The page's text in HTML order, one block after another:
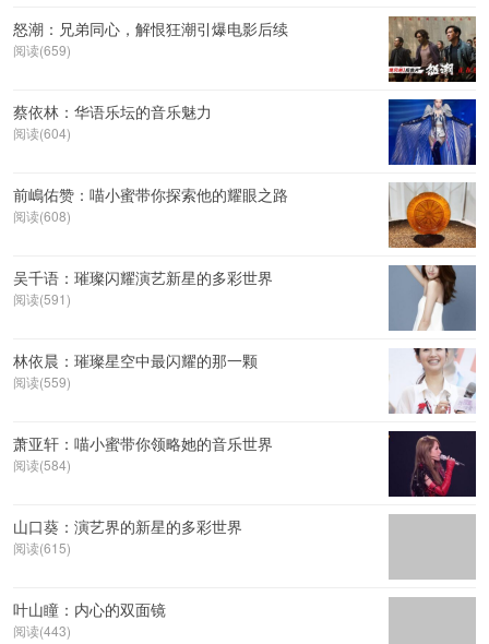
怒潮：兄弟同心，解恨狂潮引爆电影后续
阅读(659)
蔡依林：华语乐坛的音乐魅力
阅读(604)
前嶋佑赞：喵小蜜带你探索他的耀眼之路
阅读(608)
吴千语：璀璨闪耀演艺新星的多彩世界
阅读(591)
林依晨：璀璨星空中最闪耀的那一颗
阅读(559)
萧亚轩：喵小蜜带你领略她的音乐世界
阅读(584)
山口葵：演艺界的新星的多彩世界
阅读(615)
叶山瞳：内心的双面镜
阅读(443)